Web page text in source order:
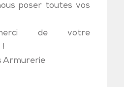
poser toutes vos
merci de votre
!
Armurerie